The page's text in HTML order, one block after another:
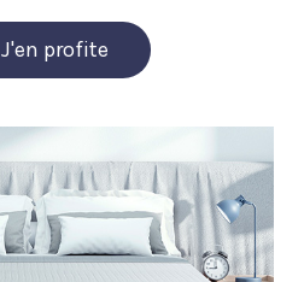
J'en profite